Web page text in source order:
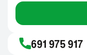
691 975 917